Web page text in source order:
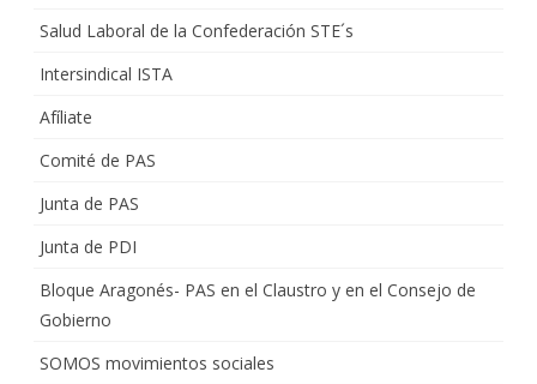
Salud Laboral de la Confederación STE´s
Intersindical ISTA
Afíliate
Comité de PAS
Junta de PAS
Junta de PDI
Bloque Aragonés- PAS en el Claustro y en el Consejo de
Gobierno
SOMOS movimientos sociales